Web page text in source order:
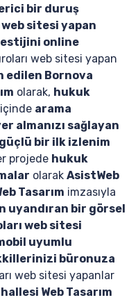
bir duruş
sitesi yapan
online
web sitesi yapan
edilen Bornova
olarak, hukuk
içinde arama
almanızı sağlayan
güçlü bir ilk izlenim
projede hukuk
olarak AsistWeb
Tasarım imzasıyla
uyandıran bir görsel
web sitesi
uyumlu
büronuza
web sitesi yapanlar
Web Tasarım